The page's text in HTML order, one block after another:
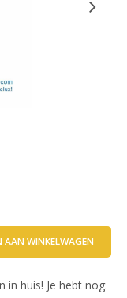
AAN WINKELWAGEN
in huis! Je hebt nog: